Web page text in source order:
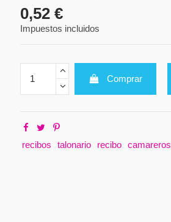
0,52 €
Impuestos incluidos
Comprar
recibos talonario recibo camareros